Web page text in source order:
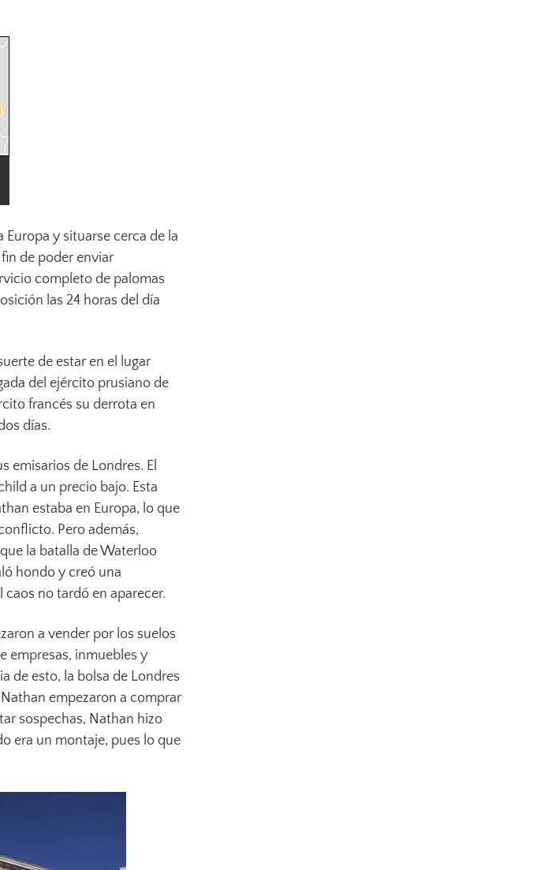
y situarse cerca de la
de poder enviar
completo de palomas
las 24 horas del día
de estar en el lugar
del ejército prusiano de
francés su derrota en
días.
emisarios de Londres. El
a un precio bajo. Esta
estaba en Europa, lo que
Pero además,
la batalla de Waterloo
hondo y creó una
caos no tardó en aparecer.
a vender por los suelos
empresas, inmuebles y
de esto, la bolsa de Londres
empezaron a comprar
sospechas, Nathan hizo
era un montaje, pues lo que